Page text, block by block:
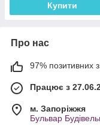
Купити
Про нас
97% позитивних з
Працює з
м. Запоріжжя
Бульвар